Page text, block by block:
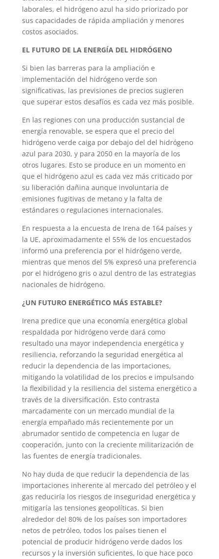
laborales, el hidrógeno azul ha sido priorizado por
sus capacidades de rápida ampliación y menores
costos asociados.
EL FUTURO DE LA ENERGÍA DEL HIDRÓGENO
Si bien las barreras para la ampliación e
implementación del hidrógeno verde son
significativas, las previsiones de precios sugieren
que superar estos desafíos es cada vez más posible.
En las regiones con una producción sustancial de
energía renovable, se espera que el precio del
hidrógeno verde caiga por debajo del del hidrógeno
azul para 2030, y para 2050 en la mayoría de los
otros lugares. Esto se produce en un momento en
que el hidrógeno azul es cada vez más criticado por
su liberación dañina aunque involuntaria de
emisiones fugitivas de metano y la falta de
estándares o regulaciones internacionales.
En respuesta a la encuesta de Irena de 164 países y
la UE, aproximadamente el 55% de los encuestados
informó una preferencia por el hidrógeno verde,
mientras que menos del 5% expresó una preferencia
por el hidrógeno gris o azul dentro de las estrategias
nacionales de hidrógeno.
¿UN FUTURO ENERGÉTICO MÁS ESTABLE?
Irena predice que una economía energética global
respaldada por hidrógeno verde dará como
resultado una mayor independencia energética y
resiliencia, reforzando la seguridad energética al
reducir la dependencia de las importaciones,
mitigando la volatilidad de los precios e impulsando
la flexibilidad y la resiliencia del sistema energético a
través de la diversificación. Esto contrasta
marcadamente con un mercado mundial de la
energía empañado más recientemente por un
abrumador sentido de competencia en lugar de
cooperación, junto con la creciente militarización de
las fuentes de energía tradicionales.
No hay duda de que reducir la dependencia de las
importaciones inherente al mercado del petróleo y el
gas reduciría los riesgos de inseguridad energética y
mitigaría las tensiones geopolíticas. Si bien
alrededor del 80% de los países son importadores
netos de petróleo, todos los países tienen el
potencial de producir hidrógeno verde dados los
recursos y la inversión suficientes, lo que hace poco